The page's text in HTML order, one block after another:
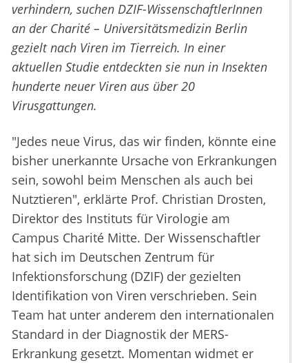
verhindern, suchen DZIF-WissenschaftlerInnen
an der Charité – Universitätsmedizin Berlin
gezielt nach Viren im Tierreich. In einer
aktuellen Studie entdeckten sie nun in Insekten
hunderte neuer Viren aus über 20
Virusgattungen.
"Jedes neue Virus, das wir finden, könnte eine
bisher unerkannte Ursache von Erkrankungen
sein, sowohl beim Menschen als auch bei
Nutztieren", erklärte Prof. Christian Drosten,
Direktor des Instituts für Virologie am
Campus Charité Mitte. Der Wissenschaftler
hat sich im Deutschen Zentrum für
Infektionsforschung (DZIF) der gezielten
Identifikation von Viren verschrieben. Sein
Team hat unter anderem den internationalen
Standard in der Diagnostik der MERS-
Erkrankung gesetzt. Momentan widmet er